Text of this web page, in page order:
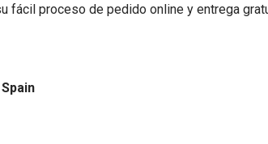
proceso de pedido online y entrega